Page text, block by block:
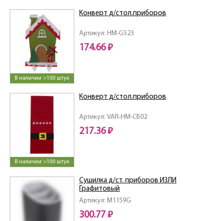
В наличии >100 штук
Артикул: HM-GS23
Конверт д/стол.приборов
174.66 ₽
В наличии >100 штук
Артикул: VAR-HM-CB02
Конверт д/стол.приборов
217.36 ₽
Артикул: M1159G
Сушилка д/ст. приборов ИЗЛИ
Графитовый
300.77 ₽